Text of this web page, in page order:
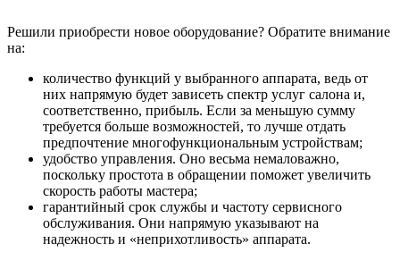
Решили приобрести новое оборудование? Обратите внимание
на:
количество функций у выбранного аппарата, ведь от
них напрямую будет зависеть спектр услуг салона и,
соответственно, прибыль. Если за меньшую сумму
требуется больше возможностей, то лучше отдать
предпочтение многофункциональным устройствам;
удобство управления. Оно весьма немаловажно,
поскольку простота в обращении поможет увеличить
скорость работы мастера;
гарантийный срок службы и частоту сервисного
обслуживания. Они напрямую указывают на
надежность и «неприхотливость» аппарата.